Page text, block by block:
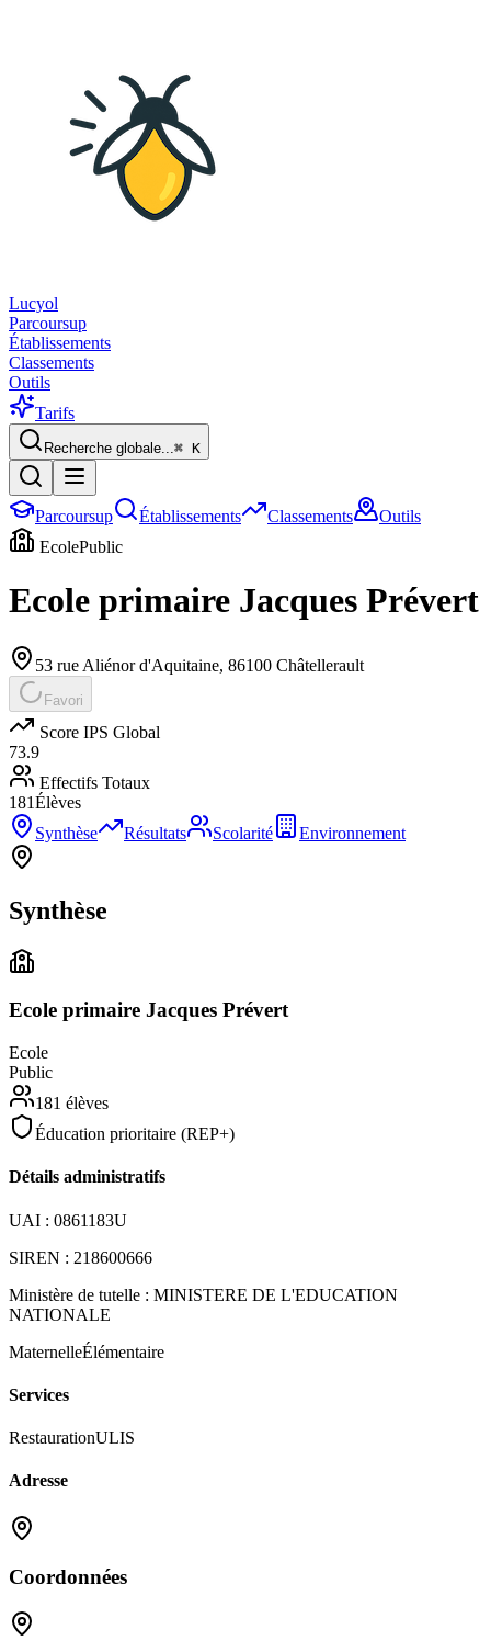
Lucyol
Parcoursup
Établissements
Classements
Outils
Tarifs
Recherche globale...⌘ K
Parcoursup Établissements Classements
Outils
EcolePublic
Ecole primaire Jacques Prévert
53 rue Aliénor d'Aquitaine, 86100 Châtellerault
Favori
Score IPS Global
73.9
Effectifs Totaux
181Élèves
Synthèse
Résultats Scolarité Environnement
Synthèse
Ecole primaire Jacques Prévert
Ecole
Public
181 élèves
Éducation prioritaire (REP+)
Détails administratifs
UAI : 0861183U
SIREN : 218600666
Ministère de tutelle : MINISTERE DE L'EDUCATION
NATIONALE
MaternelleÉlémentaire
Services
RestaurationULIS
Adresse
Coordonnées